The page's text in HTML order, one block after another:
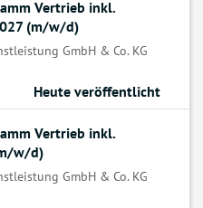
Vertrieb inkl.
(m/w/d)
GmbH & Co. KG
Heute veröffentlicht
Vertrieb inkl.
w/d)
GmbH & Co. KG